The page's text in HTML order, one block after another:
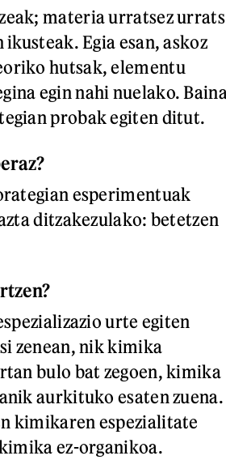
materia urratsez urrats
Egia esan, askoz
hutsak, elementu
egin nahi nuelako.
probak egiten ditut.
esperimentuak
ditzakezulako: betetzen
urte egiten
zenean, nik kimika
bulo bat zegoen, kimika
aurkituko esaten zuena.
kimikaren espezialitate
ez-organikoa.